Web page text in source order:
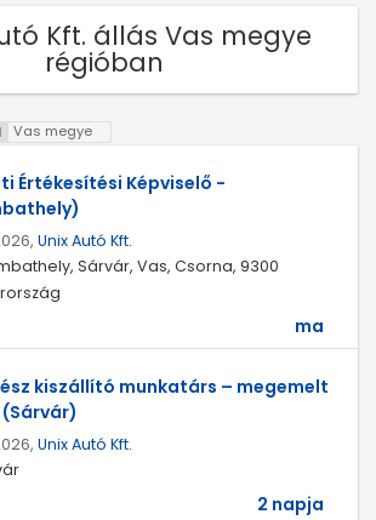
Kft. állás Vas megye
régióban
Vas megye
Értékesítési Képviselő -
Unix Autó Kft.
Sárvár, Vas, Csorna, 9300
ma
kiszállító munkatárs – megemelt
Unix Autó Kft.
2 napja